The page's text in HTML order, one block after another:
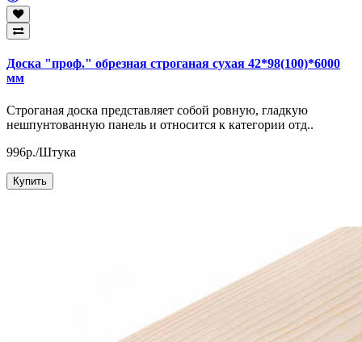
Доска "проф." обрезная строганая сухая 42*98(100)*6000
мм
Строганая доска представляет собой ровную, гладкую
нешпунтованную панель и относится к категории отд..
996р./Штука
Купить